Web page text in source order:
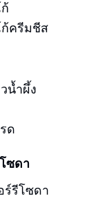
ครีมชีส
น้ำผึ้ง
ด
ซดา
ร์รีโซดา